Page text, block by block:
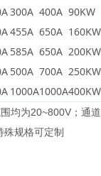
300A 400A 90KW
455A 650A 160KW
585A 650A 200KW
500A 700A 250KW
1000A1000A400KW
均为20~800V；通
规格可定制